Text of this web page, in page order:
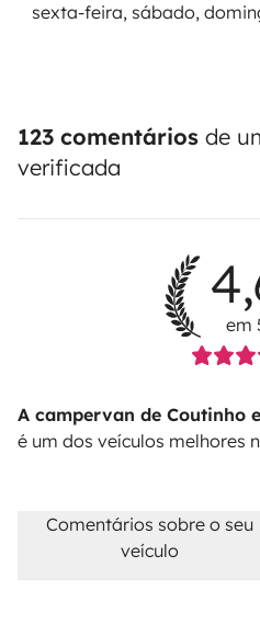
sexta-feira, sábado,
123 comentários de
verificada
em
A campervan de Coutinho e
é um dos veículos melhores
Comentários sobre o seu
veículo